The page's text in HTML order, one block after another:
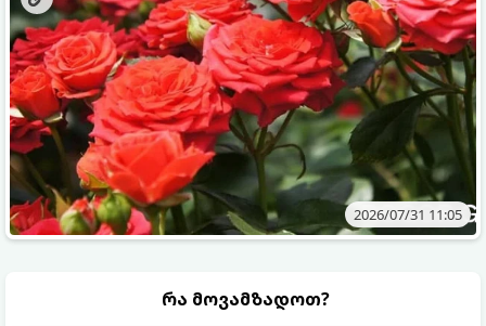
2026/07/31 11:05
რა მოვამზადოთ?